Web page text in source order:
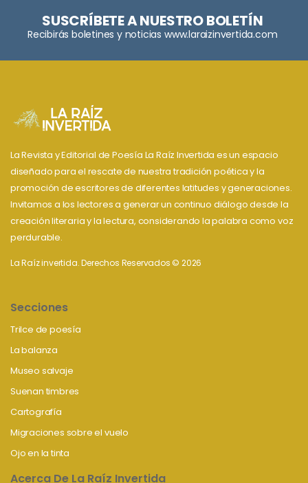
SUSCRÍBETE A NUESTRO BOLETÍN
Recibirás boletines y noticias www.laraizinvertida.com
La Revista y Editorial de Poesía La Raíz Invertida es un espacio
diseñado para el rescate de nuestra tradición poética y la
promoción de escritores de diferentes latitudes y generaciones.
Invitamos a los lectores a generar un continuo diálogo desde la
creación literaria y la lectura, considerando la palabra como voz
perdurable.
La Raíz invertida. Derechos Reservados © 2026
Secciones
Trilce de poesía
La balanza
Museo salvaje
Suenan timbres
Cartografía
Migraciones sobre el vuelo
Ojo en la tinta
Acerca De La Raíz Invertida